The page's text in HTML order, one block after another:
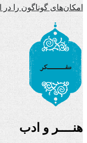
امکان‌های گوناگون را
هنــــر و ادب